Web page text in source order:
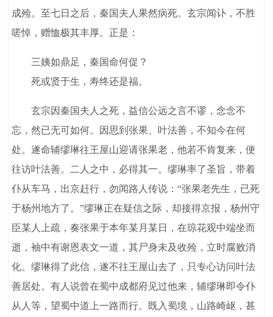
成殓。至七日之后，秦国夫人果然病死。玄宗闻讣，不胜
嗟悼，赠恤极其丰厚。正是：
三姨如鼎足，秦国命何促？
死或贤于生，寿终还是福。
玄宗因秦国夫人之死，益信公远之言不谬，念念不
忘，然已无可如何。因思到张果、叶法善，不知今在何
处。遂命辅缪琳往王屋山迎请张果老，他若不肯复来，便
往访叶法善。二人之中，必得其一。缪琳率了圣旨，带着
仆从车马，出京赶行，勿闻路人传说：“张果老先生，已死
于杨州地方了。”缪琳正在疑信之际，却接得京报，杨州守
臣某人上疏，奏张果于本年某月某日，在琼花观中端坐而
逝，袖中有谢恩表文一道，其尸身未及收殓，立时腐败消
化。缪琳得了此信，遂不往王屋山去了，只专心访问叶法
善居处。有人说曾在蜀中成都府见过他来，辅缪琳即令仆
从人等，望蜀中道上一路而行。既入蜀境，山路崎岖，甚